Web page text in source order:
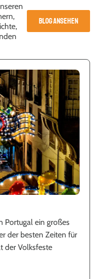
BLOG ANSEHEN
Portugal ein großes
der besten Zeiten für
der Volksfeste